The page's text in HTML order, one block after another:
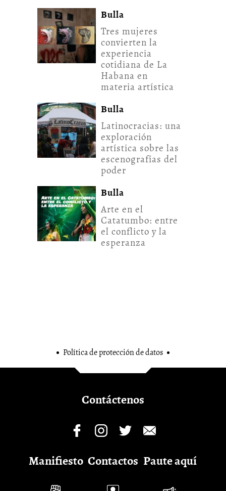
Bulla
Tres mujeres
convierten la
experiencia
cotidiana de La
Habana en
materia artística
Bulla
Latinocracias: una
exploración
artística sobre las
escenografías del
poder
Bulla
Arte en el
Catatumbo: entre
el conflicto y la
esperanza
Política de protección de datos
Contáctenos
Manifiesto Contactos Paute aquí